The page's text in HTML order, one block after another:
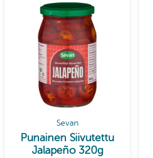
Sevan
Punainen Siivutettu
Jalapeño 320g